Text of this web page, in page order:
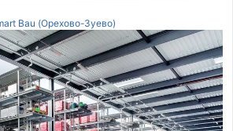
Bau (Орехово-Зуево)